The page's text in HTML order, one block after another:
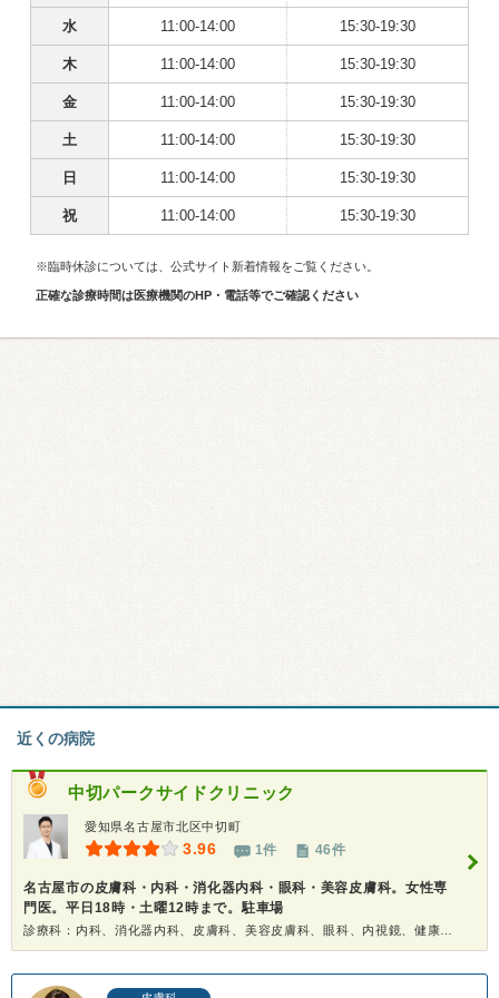
水 11:00-14:00 15:30-19:30
木 11:00-14:00 15:30-19:30
金 11:00-14:00 15:30-19:30
土 11:00-14:00 15:30-19:30
日 11:00-14:00 15:30-19:30
祝 11:00-14:00 15:30-19:30
※臨時休診については、公式サイト新着情報をご覧ください。
正確な診療時間は医療機関のHP・電話等でご確認ください
近くの病院
中切パークサイドクリニック
愛知県名古屋市北区中切町
3.96 1件 46件
名古屋市の皮膚科・内科・消化器内科・眼科・美容皮膚科。女性専
門医。平日18時・土曜12時まで。駐車場